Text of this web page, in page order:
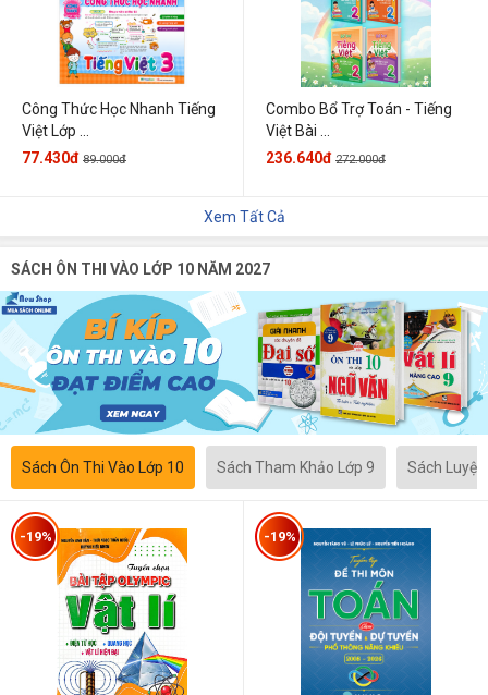
Công Thức Học Nhanh Tiếng
Việt Lớp ...
77.430đ 89.000đ
Combo Bổ Trợ Toán - Tiếng
Việt Bài ...
236.640đ 272.000đ
Xem Tất Cả
SÁCH ÔN THI VÀO LỚP 10 NĂM 2027
Sách Ôn Thi Vào Lớp 10 Sách Tham Khảo Lớp 9 Sách
-19% -19%